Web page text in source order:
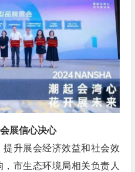
展信心决心
升展会经济效益和社会效
市生态环境局相关负责人